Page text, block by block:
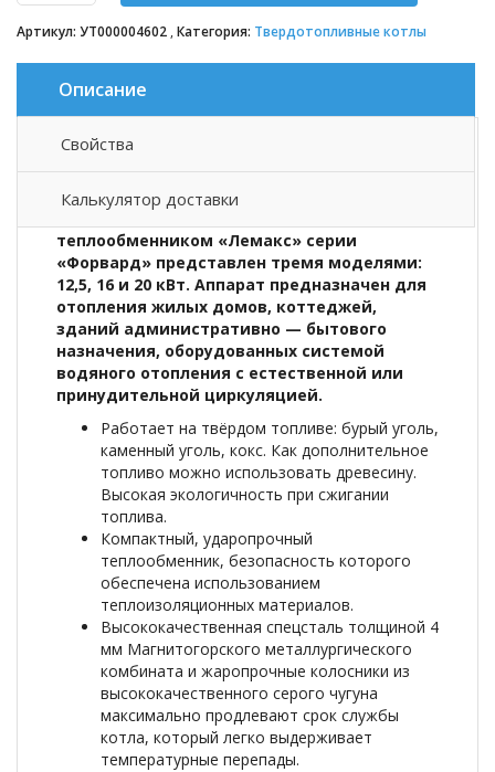
Артикул: УТ000004602 Категория: Твердотопливные котлы
Описание
Свойства
Калькулятор доставки
Описание товара
теплообменником «Лемакс» серии
«Форвард» представлен тремя моделями:
12,5, 16 и 20 кВт. Аппарат предназначен для
отопления жилых домов, коттеджей,
зданий административно — бытового
назначения, оборудованных системой
водяного отопления с естественной или
принудительной циркуляцией.
Работает на твёрдом топливе: бурый уголь,
каменный уголь, кокс. Как дополнительное
топливо можно использовать древесину.
Высокая экологичность при сжигании
топлива.
Компактный, ударопрочный
теплообменник, безопасность которого
обеспечена использованием
теплоизоляционных материалов.
Высококачественная спецсталь толщиной 4
мм Магнитогорского металлургического
комбината и жаропрочные колосники из
высококачественного серого чугуна
максимально продлевают срок службы
котла, который легко выдерживает
температурные перепады.